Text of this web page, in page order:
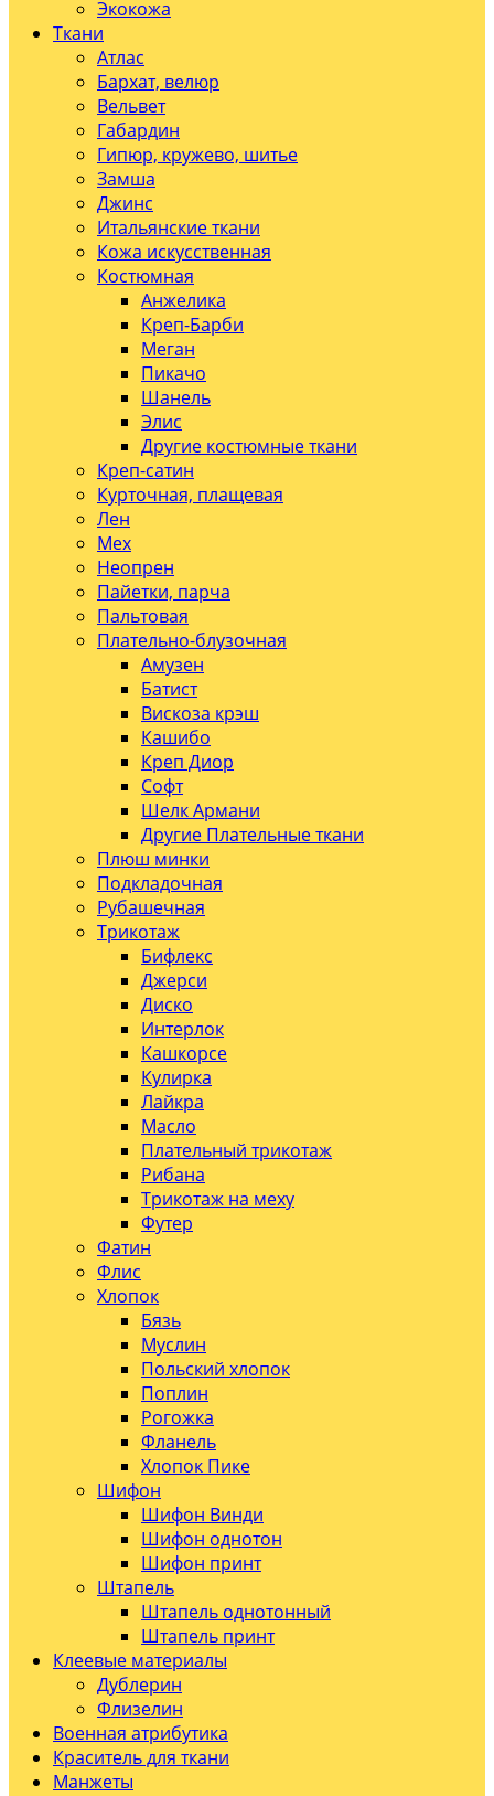
Экокожа
Ткани
Атлас
Бархат, велюр
Вельвет
Габардин
Гипюр, кружево, шитье
Замша
Джинс
Итальянские ткани
Кожа искусственная
Костюмная
Анжелика
Креп-Барби
Меган
Пикачо
Шанель
Элис
Другие костюмные ткани
Креп-сатин
Курточная, плащевая
Лен
Мех
Неопрен
Пайетки, парча
Пальтовая
Плательно-блузочная
Амузен
Батист
Вискоза крэш
Кашибо
Креп Диор
Софт
Шелк Армани
Другие Плательные ткани
Плюш минки
Подкладочная
Рубашечная
Трикотаж
Бифлекс
Джерси
Диско
Интерлок
Кашкорсе
Кулирка
Лайкра
Масло
Плательный трикотаж
Рибана
Трикотаж на меху
Футер
Фатин
Флис
Хлопок
Бязь
Муслин
Польский хлопок
Поплин
Рогожка
Фланель
Хлопок Пике
Шифон
Шифон Винди
Шифон однотон
Шифон принт
Штапель
Штапель однотонный
Штапель принт
Клеевые материалы
Дублерин
Флизелин
Военная атрибутика
Краситель для ткани
Манжеты